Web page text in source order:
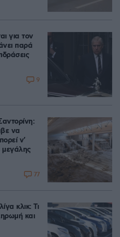
για τον
παρά
9
να
ν'
μεγάλης
77
κλικ: Τι
και